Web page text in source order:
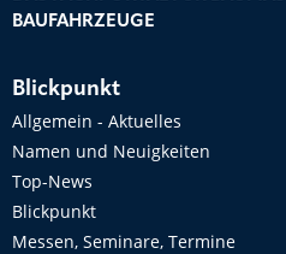
BAUFAHRZEUGE
Blickpunkt
Allgemein - Aktuelles
Namen und Neuigkeiten
Top-News
Blickpunkt
Messen, Seminare, Termine